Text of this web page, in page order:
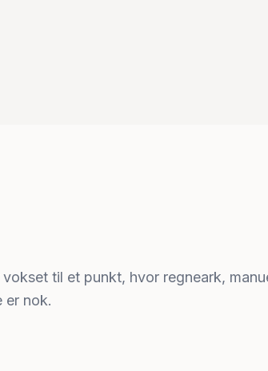
til et punkt, hvor regneark,
er nok.